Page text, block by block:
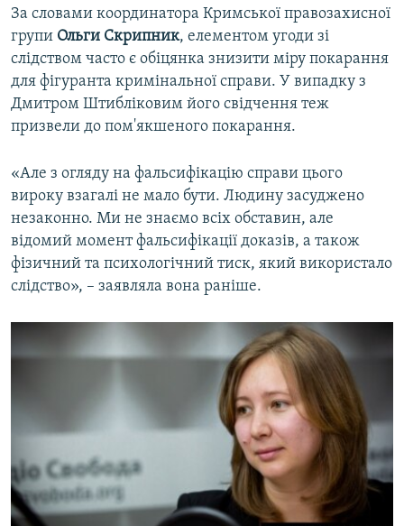
За словами координатора Кримської правозахисної
групи Ольги Скрипник, елементом угоди зі
слідством часто є обіцянка знизити міру покарання
для фігуранта кримінальної справи. У випадку з
Дмитром Штибліковим його свідчення теж
призвели до пом'якшеного покарання.
«Але з огляду на фальсифікацію справи цього
вироку взагалі не мало бути. Людину засуджено
незаконно. Ми не знаємо всіх обставин, але
відомий момент фальсифікації доказів, а також
фізичний та психологічний тиск, який використало
слідство», – заявляла вона раніше.